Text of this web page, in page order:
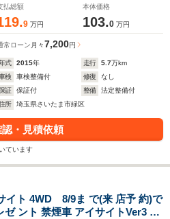
払総額
9 万円
本体価格
103.0 万円
常ローン 月々7,200円
式 2015年 走行 5.7万km
検
車検整備付 修復
なし
証
保証付 整備
法定整備付
所
埼玉県さいたま市緑区
・見積依頼
ています
イト 4WD 8/9ま で(来 店予 約)で
ゼ ント 禁煙車 アイサイトVer3 純